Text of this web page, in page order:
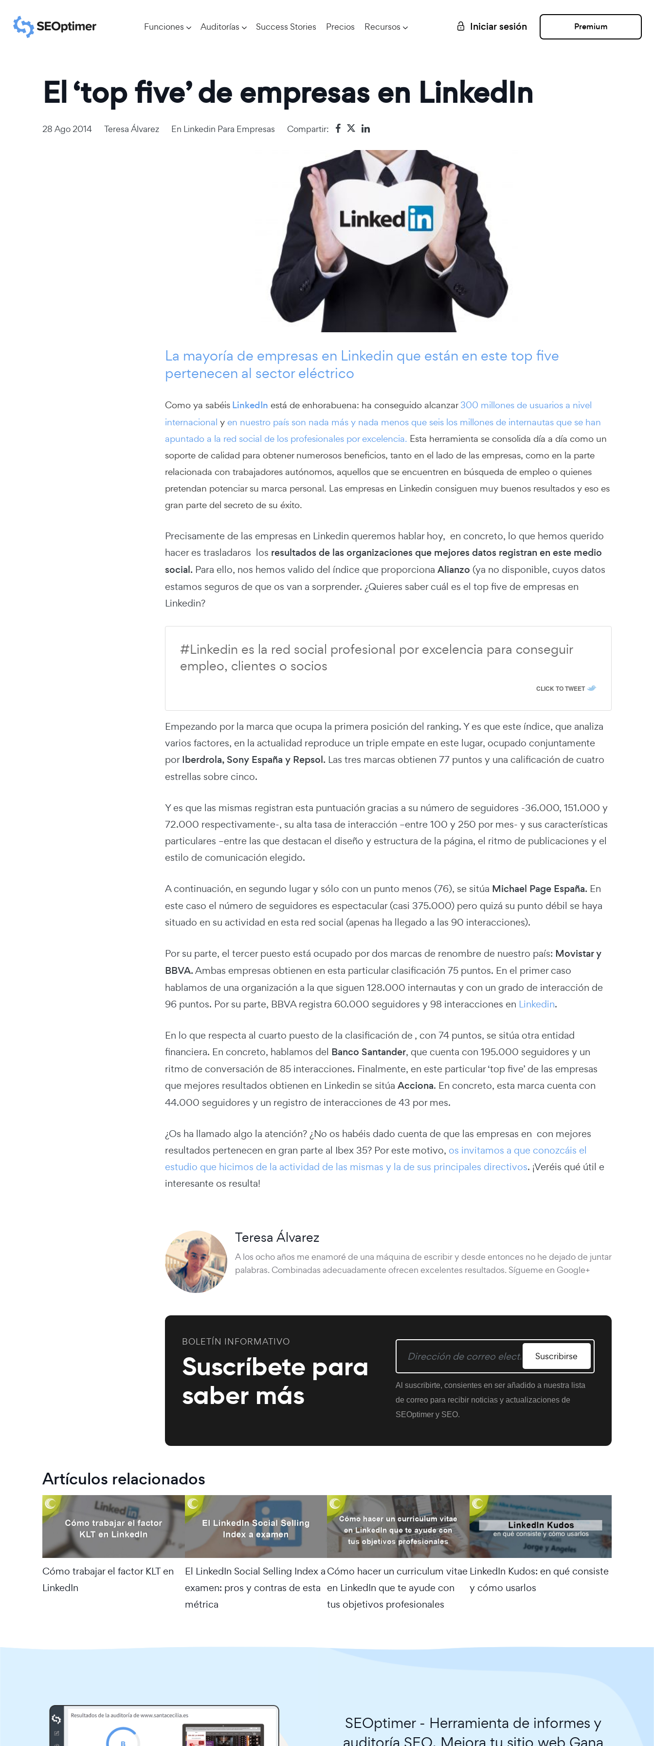
Funciones Auditorías Success Stories Precios Recursos Iniciar sesión Premium
El ‘top five’ de empresas en LinkedIn
28 Ago 2014 Teresa Álvarez En Linkedin Para Empresas Compartir:
La mayoría de empresas en Linkedin que están en este top five
pertenecen al sector eléctrico
Como ya sabéis LinkedIn está de enhorabuena: ha conseguido alcanzar300 millones de usuarios a nivel
internacional y en nuestro país son nada más y nada menos que seis los millones de internautas que se han
apuntado a la red social de los profesionales por excelencia. Esta herramienta se consolida día a día como un
soporte de calidad para obtener numerosos beneficios, tanto en el lado de las empresas, como en la parte
relacionada con trabajadores autónomos, aquellos que se encuentren en búsqueda de empleo o quienes
pretendan potenciar su marca personal. Las empresas en Linkedin consiguen muy buenos resultados y eso es
gran parte del secreto de su éxito.
Precisamente de las empresas en Linkedin queremos hablar hoy, en concreto, lo que hemos querido
hacer es trasladaros los resultados de las organizaciones que mejores datos registran en este medio
social. Para ello, nos hemos valido del índice que proporciona Alianzo (ya no disponible, cuyos datos
estamos seguros de que os van a sorprender. ¿Quieres saber cuál es el top five de empresas en
Linkedin?
#Linkedin es la red social profesional por excelencia para conseguir
empleo, clientes o socios
CLICK TO TWEET
Empezando por la marca que ocupa la primera posición del ranking. Y es que este índice, que analiza
varios factores, en la actualidad reproduce un triple empate en este lugar, ocupado conjuntamente
porIberdrola, Sony España y Repsol. Las tres marcas obtienen 77 puntos y una calificación de cuatro
estrellas sobre cinco.
Y es que las mismas registran esta puntuación gracias a su número de seguidores -36.000, 151.000 y
72.000 respectivamente-, su alta tasa de interacción –entre 100 y 250 por mes- y sus características
particulares –entre las que destacan el diseño y estructura de la página, el ritmo de publicaciones y el
estilo de comunicación elegido.
A continuación, en segundo lugar y sólo con un punto menos (76), se sitúa Michael Page España. En
este caso el número de seguidores es espectacular (casi 375.000) pero quizá su punto débil se haya
situado en su actividad en esta red social (apenas ha llegado a las 90 interacciones).
Por su parte, el tercer puesto está ocupado por dos marcas de renombre de nuestro país: Movistar y
BBVA.Ambas empresas obtienen en esta particular clasificación 75 puntos. En el primer caso
hablamos de una organización a la que siguen 128.000 internautas y con un grado de interacción de
96 puntos. Por su parte, BBVA registra 60.000 seguidores y 98 interacciones en Linkedin.
En lo que respecta al cuarto puesto de la clasificación de , con 74 puntos, se sitúa otra entidad
financiera. En concreto, hablamos del Banco Santander, que cuenta con 195.000 seguidores y un
ritmo de conversación de 85 interacciones. Finalmente, en este particular ‘top five’ de las empresas
que mejores resultados obtienen en Linkedin se sitúa Acciona. En concreto, esta marca cuenta con
44.000 seguidores y un registro de interacciones de 43 por mes.
¿Os ha llamado algo la atención? ¿No os habéis dado cuenta de que las empresas en con mejores
resultados pertenecen en gran parte al Ibex 35? Por este motivo, os invitamos a que conozcáis el
estudio que hicimos de la actividad de las mismas y la de sus principales directivos. ¡Veréis qué útil e
interesante os resulta!
Teresa Álvarez
A los ocho años me enamoré de una máquina de escribir y desde entonces no he dejado de juntar
palabras. Combinadas adecuadamente ofrecen excelentes resultados. Sígueme en Google+
BOLETÍN INFORMATIVO
Suscríbete para
saber más
Suscribirse
Al suscribirte, consientes en ser añadido a nuestra lista
de correo para recibir noticias y actualizaciones de
SEOptimer y SEO.
Artículos relacionados
Cómo trabajar el factor KLT en
LinkedIn
El LinkedIn Social Selling Index a
examen: pros y contras de esta
métrica
Cómo hacer un curriculum vitae
en LinkedIn que te ayude con
tus objetivos profesionales
LinkedIn Kudos: en qué consiste
y cómo usarlos
SEOptimer - Herramienta de informes y